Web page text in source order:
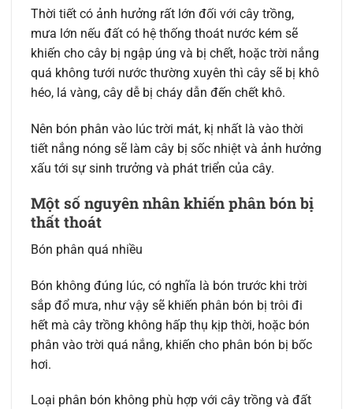
Thời tiết có ảnh hưởng rất lớn đối với cây trồng,
mưa lớn nếu đất có hệ thống thoát nước kém sẽ
khiến cho cây bị ngập úng và bị chết, hoặc trời nắng
quá không tưới nước thường xuyên thì cây sẽ bị khô
héo, lá vàng, cây dễ bị cháy dẫn đến chết khô.
Nên bón phân vào lúc trời mát, kị nhất là vào thời
tiết nắng nóng sẽ làm cây bị sốc nhiệt và ảnh hưởng
xấu tới sự sinh trưởng và phát triển của cây.
Một số nguyên nhân khiến phân bón bị
thất thoát
Bón phân quá nhiều
Bón không đúng lúc, có nghĩa là bón trước khi trời
sắp đổ mưa, như vậy sẽ khiến phân bón bị trôi đi
hết mà cây trồng không hấp thụ kịp thời, hoặc bón
phân vào trời quá nắng, khiến cho phân bón bị bốc
hơi.
Loại phân bón không phù hợp với cây trồng và đất